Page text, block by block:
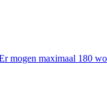
mogen maximaal 180